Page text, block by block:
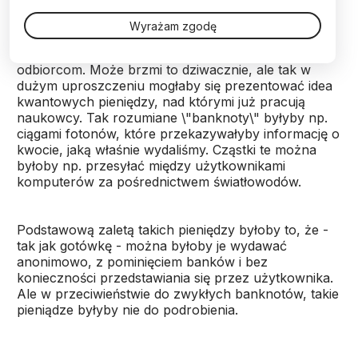
dyspozycji... pojemniczek ze światłem?
Przechowywane tam fotony można by było
odbiorcom. Może brzmi to dziwacznie, ale tak w
dużym uproszczeniu mogłaby się prezentować idea
kwantowych pieniędzy, nad którymi już pracują
naukowcy. Tak rozumiane \"banknoty\" byłyby np.
ciągami fotonów, które przekazywałyby informację o
kwocie, jaką właśnie wydaliśmy. Cząstki te można
byłoby np. przesyłać między użytkownikami
komputerów za pośrednictwem światłowodów.
Podstawową zaletą takich pieniędzy byłoby to, że -
tak jak gotówkę - można byłoby je wydawać
anonimowo, z pominięciem banków i bez
konieczności przedstawiania się przez użytkownika.
Ale w przeciwieństwie do zwykłych banknotów, takie
pieniądze byłyby nie do podrobienia.
Wyrażam zgodę